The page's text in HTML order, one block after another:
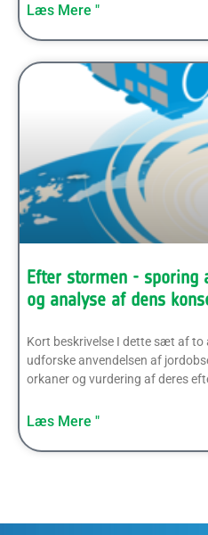
Læs Mere "
Efter stormen - sporing
og analyse af dens
Kort beskrivelse I dette sæt af to
udforske anvendelsen af
orkaner og vurdering af deres
Læs Mere "